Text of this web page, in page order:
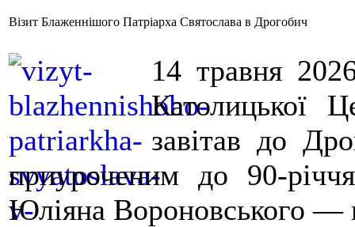
Візит Блаженнішого Патріарха Святослава в Дрогобич
14 травня
Католицької
завітав до
приуроченим до 90-
Юліяна Вороновського —